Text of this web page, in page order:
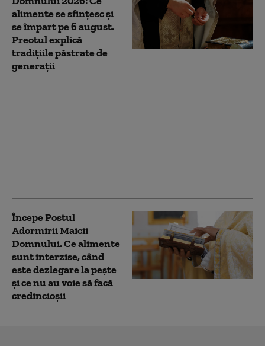
alimente se sfințesc și
se împart pe 6 august.
Preotul explică
tradițiile păstrate de
generații
Începe Postul
Adormirii Maicii
Domnului. Ce alimente
sunt interzise, când
este dezlegare la pește
și ce nu au voie să facă
credincioșii